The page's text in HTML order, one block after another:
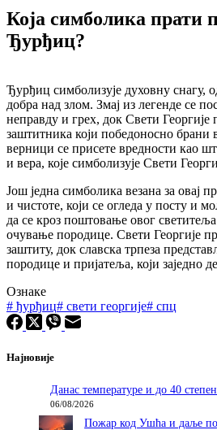
Која симболика прати
Ђурђиц?
Ђурђиц симболизује духовну снагу,
добра над злом. Змај из легенде се
неправду и грех, док Свети Георгије
заштитника који победоносно
верници се присете вредности као
и вера, које симболизује Свети
Још једна симболика везана за овај
и чистоте, који се огледа у посту и
да се кроз поштовање овог
очување породице. Свети Георгије
заштиту, док славска трпеза
породице и пријатеља, који заједно
Ознаке
# ђурђиц# свети георгије# спц
Најновије
Данас температуре и до 40
06/08/2026
Пожар код Ушћа и даље